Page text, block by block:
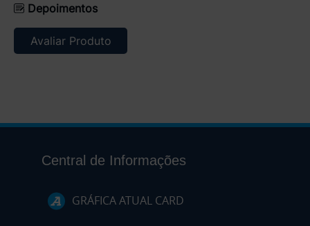
Depoimentos
Avaliar Produto
Central de Informações
GRÁFICA ATUAL CARD